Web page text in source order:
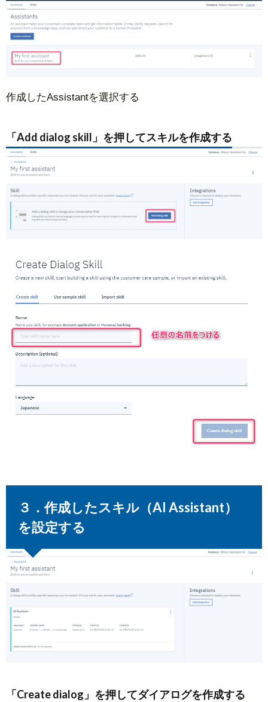
作成したAssistantを選択する
「Add dialog skill」を押してスキルを作成する
３．作成したスキル（AI Assistant）
を設定する
「Create dialog」を押してダイアログを作成する